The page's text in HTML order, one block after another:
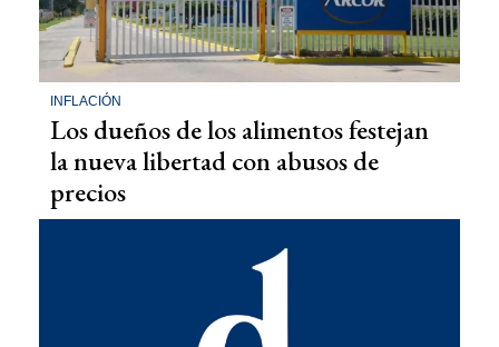
INFLACIÓN
Los dueños de los alimentos festejan
la nueva libertad con abusos de
precios